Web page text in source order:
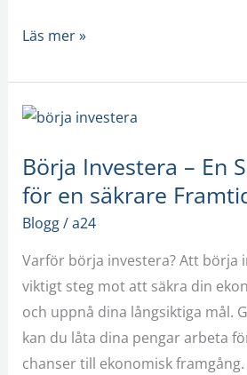
Läs mer »
Börja Investera – En
för en säkrare
Blogg/a24
Varför börja investera? Att börja
viktigt steg mot att säkra din
och uppnå dina långsiktiga mål.
kan du låta dina pengar arbeta
chanser till ekonomisk
Börja
–
En
Smart
för
en
säkrare
Framtid